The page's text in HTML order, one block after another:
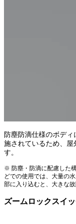
防塵防滴仕様のボデ
施されているため、屋
す。
※ 防塵・防滴に配慮した
どでの使用では、大量の
部に入り込むと、大きな
ズームロックスイ